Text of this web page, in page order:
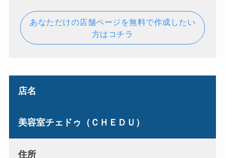
あなただけの店舗ページを無料で作成したい
方はコチラ
店名
美容室チェドゥ（ＣＨＥＤＵ）
住所